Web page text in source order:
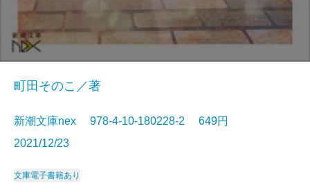
町田そのこ／著
新潮文庫nex 978-4-10-180228-2 649円
2021/12/23
文庫電子書籍あり